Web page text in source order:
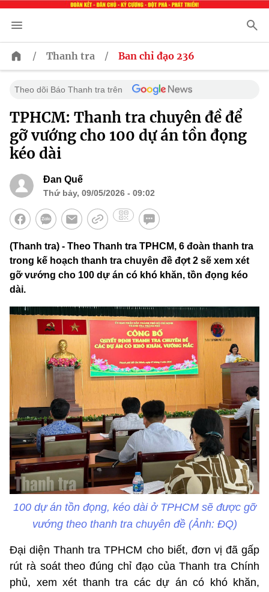
/ Thanh tra / Ban chỉ đạo 236
Theo dõi Báo Thanh tra trên
TPHCM: Thanh tra chuyên đề để
gỡ vướng cho 100 dự án tồn đọng
kéo dài
Đan Quế
Thứ bảy, 09/05/2026 - 09:02
(Thanh tra) - Theo Thanh tra TPHCM, 6 đoàn thanh tra
trong kế hoạch thanh tra chuyên đề đợt 2 sẽ xem xét
gỡ vướng cho 100 dự án có khó khăn, tồn đọng kéo
dài.
100 dự án tồn đọng, kéo dài ở TPHCM sẽ được gỡ
vướng theo thanh tra chuyên đề (Ảnh: ĐQ)
Đại diện Thanh tra TPHCM cho biết, đơn vị đã gấp
rút rà soát theo đúng chỉ đạo của Thanh tra Chính
phủ, xem xét thanh tra các dự án có khó khăn,